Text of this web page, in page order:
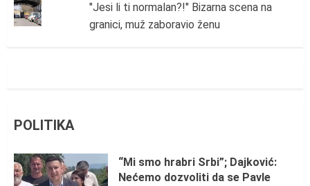
"Jesi li ti normalan?!" Bizarna scena na
granici, muž zaboravio ženu
POLITIKA
“Mi smo hrabri Srbi”; Dajković:
Nećemo dozvoliti da se Pavle